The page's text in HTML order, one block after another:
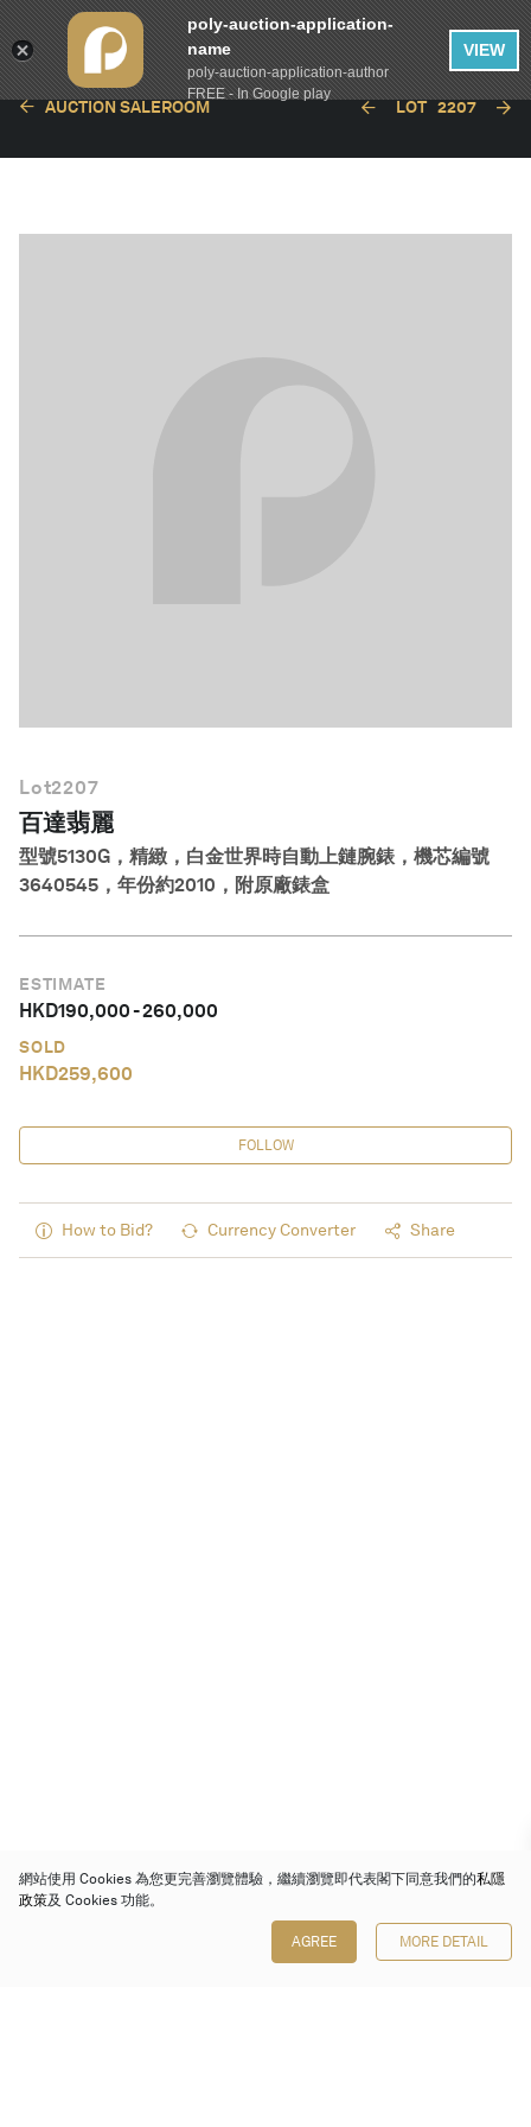
AUCTION SALEROOM LOT 2207
Lot2207
百達翡麗
型號5130G，精緻，白金世界時自動上鏈腕錶，機芯編號
3640545，年份約2010，附原廠錶盒
ESTIMATE
HKD190,000-260,000
SOLD
HKD259,600
FOLLOW
How to Bid? Currency Converter Share
網站使用 Cookies 為您更完善瀏覽體驗，繼續瀏覽即代表閣下同意我們的私隱
政策及 Cookies 功能。
AGREE MORE DETAIL
poly-auction-application-
name
poly-auction-application-author
FREE - In Google play
VIEW